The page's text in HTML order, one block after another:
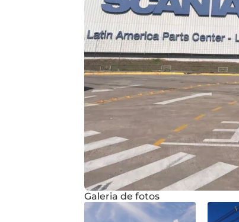
Galeria de fotos